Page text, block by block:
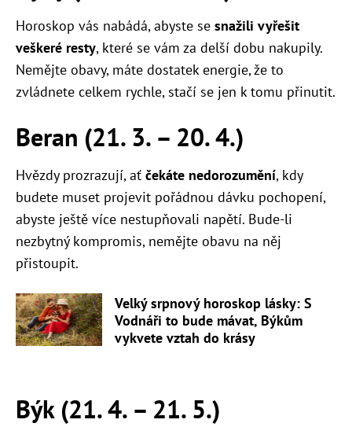
Horoskop vás nabádá, abyste se snažili vyřešit
veškeré resty, které se vám za delší dobu nakupily.
Nemějte obavy, máte dostatek energie, že to
zvládnete celkem rychle, stačí se jen k tomu přinutit.
Beran (21. 3. – 20. 4.)
Hvězdy prozrazují, ať čekáte nedorozumění, kdy
budete muset projevit pořádnou dávku pochopení,
abyste ještě více nestupňovali napětí. Bude-li
nezbytný kompromis, nemějte obavu na něj
přistoupit.
Velký srpnový horoskop lásky: S
Vodnáři to bude mávat, Býkům
vykvete vztah do krásy
Býk (21. 4. – 21. 5.)